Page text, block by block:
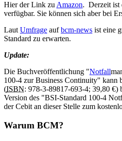
Hier der Link zu Amazon. Derzeit ist
verfügbar. Sie können sich aber bei
Laut Umfrage aufbcm-news ist eine
Standard zu erwarten.
Update:
Die Buchveröffentlichung "Notfall
100-4 zurBusiness Continuity" kann
(ISBN: 978-3-89817-693-4; 39,80 €)
Version des "BSI-Standard 100-4
der Cebit an dieser Stelle zum
Warum BCM?